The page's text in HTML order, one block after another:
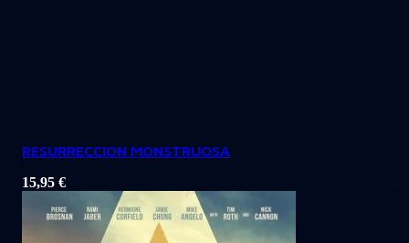
RESURRECCION MONSTRUOSA
15,95 €